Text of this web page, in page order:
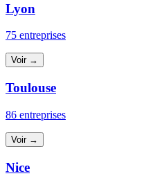
Lyon
75 entreprises
Voir →
Toulouse
86 entreprises
Voir →
Nice